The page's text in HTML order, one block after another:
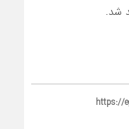
شد.
https://